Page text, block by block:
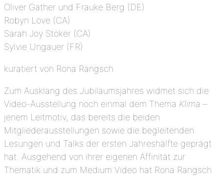
Oliver Gather und Frauke Berg (DE)
Robyn Love (CA)
Sarah Joy Stoker (CA)
Sylvie Ungauer (FR)
kuratiert von Rona Rangsch
Zum Ausklang des Jubiläumsjahres widmet sich die
Video-Ausstellung noch einmal dem Thema Klima –
jenem Leitmotiv, das bereits die beiden
Mitgliederausstellungen sowie die begleitenden
Lesungen und Talks der ersten Jahreshälfte geprägt
hat. Ausgehend von ihrer eigenen Affinität zur
Thematik und zum Medium Video hat Rona Rangsch